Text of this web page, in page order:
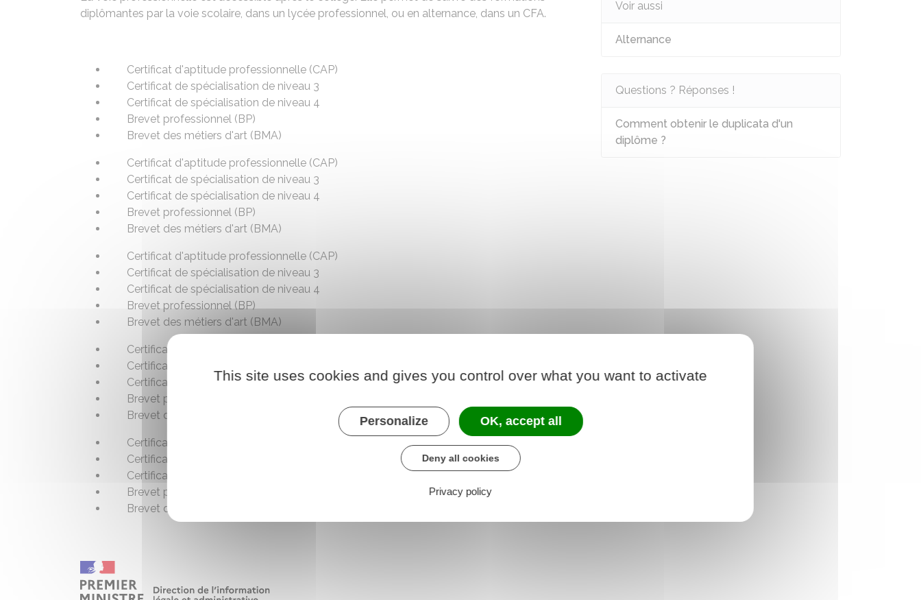
diplômantes par la voie scolaire, dans un lycée professionnel, ou en alternance, dans un CFA.
Certificat d'aptitude professionnelle (CAP)
Certificat de spécialisation de niveau 3
Certificat de spécialisation de niveau 4
Brevet professionnel (BP)
Brevet des métiers d'art (BMA)
Certificat d'aptitude professionnelle (CAP)
Certificat de spécialisation de niveau 3
Certificat de spécialisation de niveau 4
Brevet professionnel (BP)
Brevet des métiers d'art (BMA)
Certificat d'aptitude professionnelle (CAP)
Certificat de spécialisation de niveau 3
Certificat de spécialisation de niveau 4
Brevet professionnel (BP)
Brevet des métiers d'art (BMA)
Certificat d'aptitude professionnelle (CAP)
Certificat de spécialisation de niveau 3
Certificat de spécialisation de niveau 4
Brevet professionnel (BP)
Brevet des métiers d'art (BMA)
Certificat d'aptitude professionnelle (CAP)
Certificat de spécialisation de niveau 3
Certificat de spécialisation de niveau 4
Brevet professionnel (BP)
Brevet des métiers d'art (BMA)
Voir aussi
Alternance
Questions ? Réponses !
Comment obtenir le duplicata d'un
diplôme ?
This site uses cookies and gives you control over what you want to activate
Personalize OK, accept all
Deny all cookies
Privacy policy